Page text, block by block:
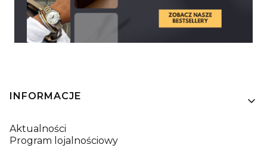
Linki w stopce
INFORMACJE
Aktualności
Program lojalnościowy